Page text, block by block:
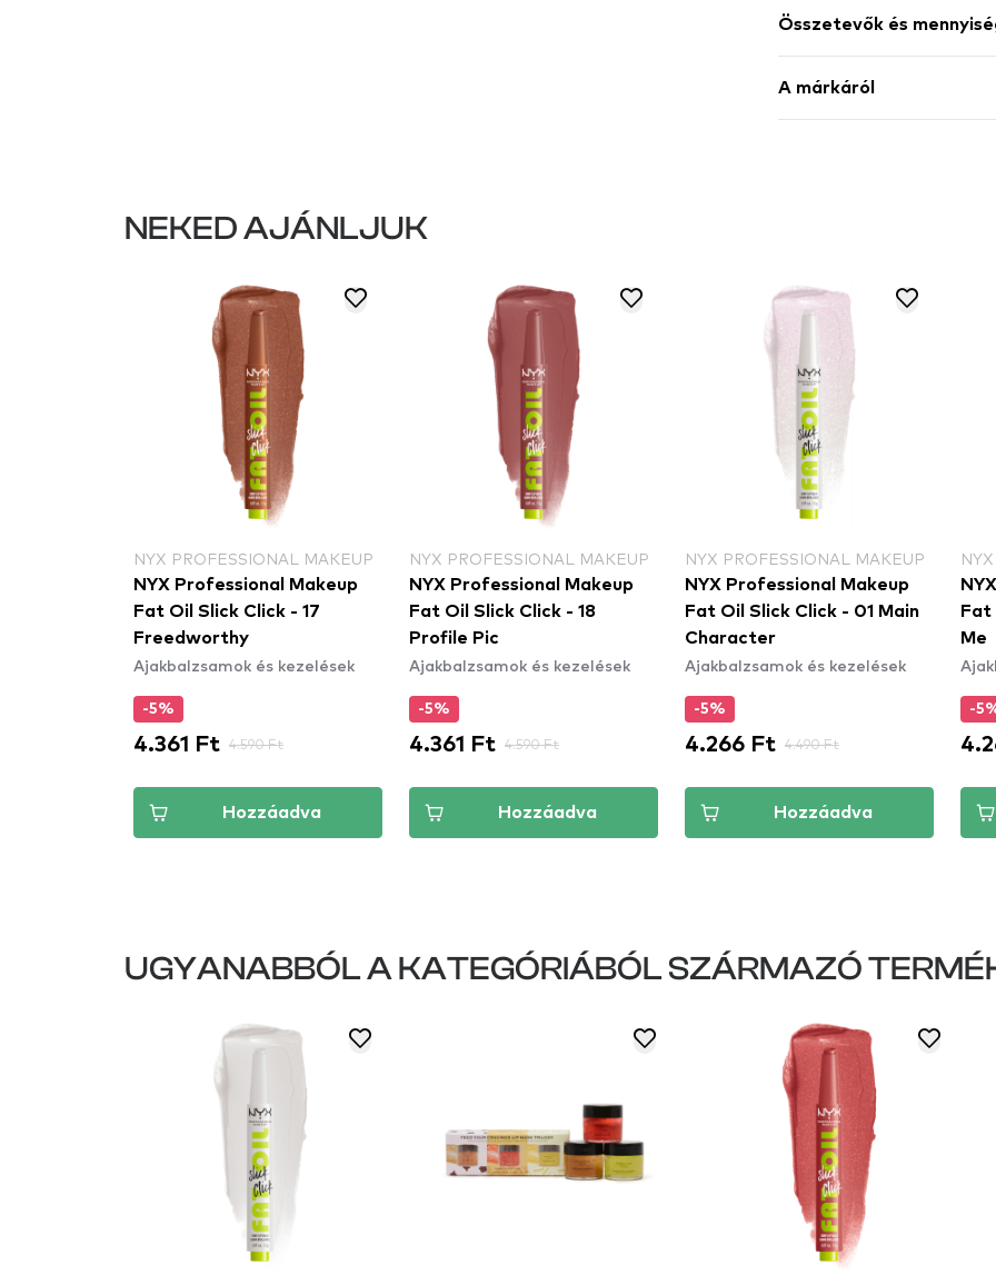
Összetevők és
A márkáról
NEKED AJÁNLJUK
NYX PROFESSIONAL MAKEUP
NYX Professional Makeup
Fat Oil Slick Click - 17
Freedworthy
Ajakbalzsamok és kezelések
-5%
4.361 Ft 4.590 Ft
Hozzáadva
NYX PROFESSIONAL MAKEUP
NYX Professional Makeup
Fat Oil Slick Click - 18
Profile Pic
Ajakbalzsamok és kezelések
-5%
4.361 Ft 4.590 Ft
Hozzáadva
NYX PROFESSIONAL MAKEUP
NYX Professional Makeup
Fat Oil Slick Click - 01 Main
Character
Ajakbalzsamok és kezelések
-5%
4.266 Ft 4.490 Ft
Hozzáadva
Fat
Me
-
UGYANABBÓL A KATEGÓRIÁBÓL SZÁRMAZÓ